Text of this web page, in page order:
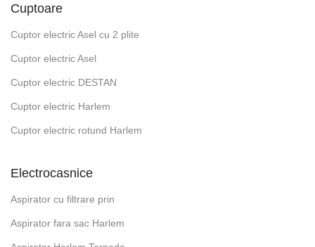
Cuptoare
Cuptor electric Asel cu 2 plite
Cuptor electric Asel
Cuptor electric DESTAN
Cuptor electric Harlem
Cuptor electric rotund Harlem
Electrocasnice
Aspirator cu filtrare prin
Aspirator fara sac Harlem